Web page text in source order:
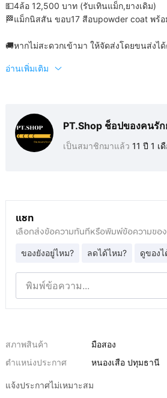
💵4ล้อ 12,500 บาท (รับเทินแม็ก,ยางเดิม)
🏁แม็กนิสสัน ขอบ17 สีอบpowder coat พร้
🚚หากไม่สะดวกเข้ามา ให้จัดส่งโดยขนส่งไ
อ่านเพิ่มเติม
PT.Shop ช็อปของคนรั
เป็นสมาชิกมาแล้ว 11 ปี 1 เ
แชท
เลือกส่งข้อความทันทีหรือพิมพ์ข้อความขอ
ของยังอยู่ไหม? ลดได้ไหม? ดูของ
สภาพสินค้า มือสอง
ตำแหน่งประกาศ
หนองเสือ ปทุมธานี
แจ้งประกาศไม่เหมาะสม